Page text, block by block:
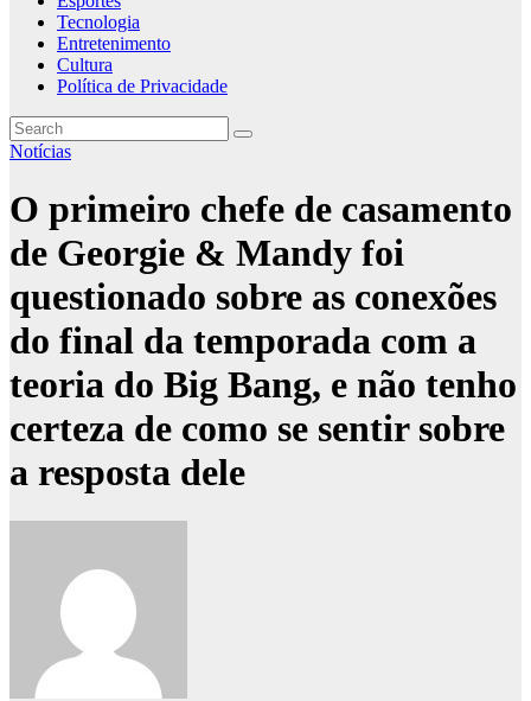
Tecnologia
Entretenimento
Cultura
Política de Privacidade
Notícias
O primeiro chefe de casamento
de Georgie & Mandy foi
questionado sobre as conexões
do final da temporada com a
teoria do Big Bang, e não tenho
certeza de como se sentir sobre
a resposta dele